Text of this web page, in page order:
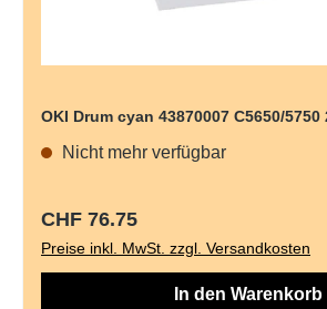
OKI Drum cyan 43870007 C5650/5750
Nicht mehr verfügbar
Regulärer Preis:
CHF 76.75
Preise inkl. MwSt. zzgl. Versandkosten
In den Warenkorb